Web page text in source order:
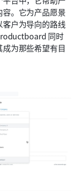
。它为产品愿景
户为导向的路线
同时
为那些希望有目